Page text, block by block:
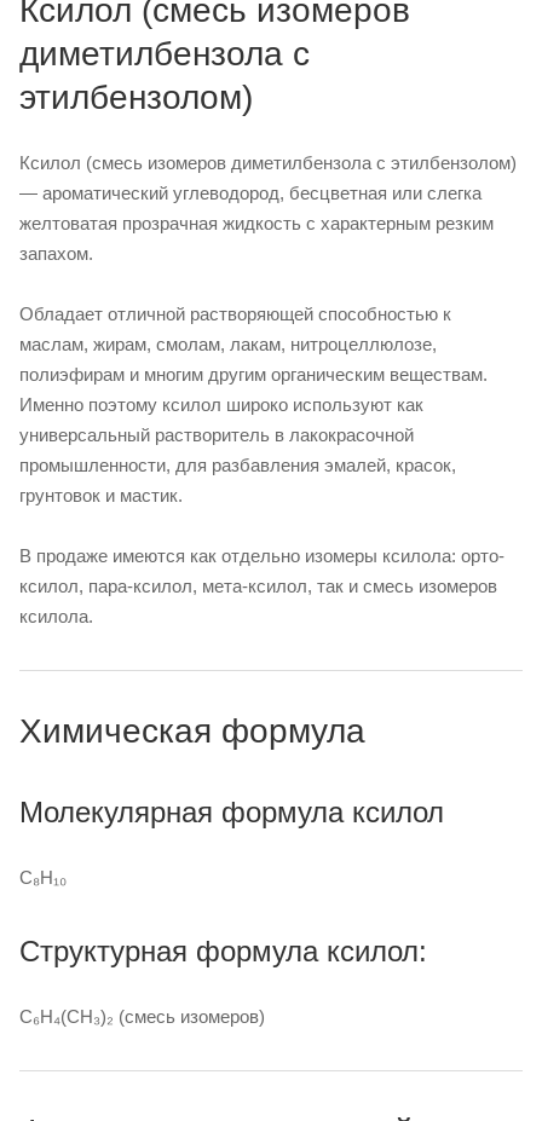
Ксилол (смесь изомеров
диметилбензола с
этилбензолом)
Ксилол (смесь изомеров диметилбензола с этилбензолом)
— ароматический углеводород, бесцветная или слегка
желтоватая прозрачная жидкость с характерным резким
запахом.
Обладает отличной растворяющей способностью к
маслам, жирам, смолам, лакам, нитроцеллюлозе,
полиэфирам и многим другим органическим веществам.
Именно поэтому ксилол широко используют как
универсальный растворитель в лакокрасочной
промышленности, для разбавления эмалей, красок,
грунтовок и мастик.
В продаже имеются как отдельно изомеры ксилола: орто-
ксилол, пара-ксилол, мета-ксилол, так и смесь изомеров
ксилола.
Химическая формула
Молекулярная формула ксилол
C₈H₁₀
Структурная формула ксилол:
C₆H₄(CH₃)₂ (смесь изомеров)